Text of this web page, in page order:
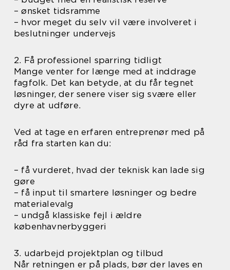
– ønsket tidsramme
– hvor meget du selv vil være involveret i
beslutninger undervejs
2. Få professionel sparring tidligt
Mange venter for længe med at inddrage
fagfolk. Det kan betyde, at du får tegnet
løsninger, der senere viser sig svære eller
dyre at udføre.
Ved at tage en erfaren entreprenør med på
råd fra starten kan du:
– få vurderet, hvad der teknisk kan lade sig
gøre
– få input til smartere løsninger og bedre
materialevalg
– undgå klassiske fejl i ældre
københavnerbyggeri
3. udarbejd projektplan og tilbud
Når retningen er på plads, bør der laves en